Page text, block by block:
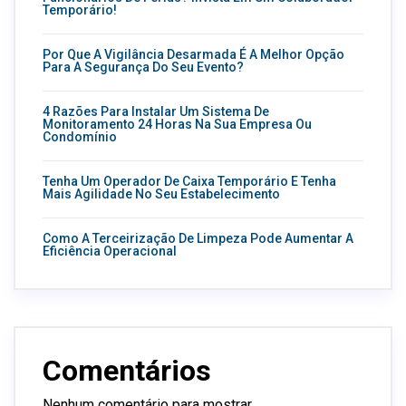
Temporário!
Por Que A Vigilância Desarmada É A Melhor Opção
Para A Segurança Do Seu Evento?
4 Razões Para Instalar Um Sistema De
Monitoramento 24 Horas Na Sua Empresa Ou
Condomínio
Tenha Um Operador De Caixa Temporário E Tenha
Mais Agilidade No Seu Estabelecimento
Como A Terceirização De Limpeza Pode Aumentar A
Eficiência Operacional
Comentários